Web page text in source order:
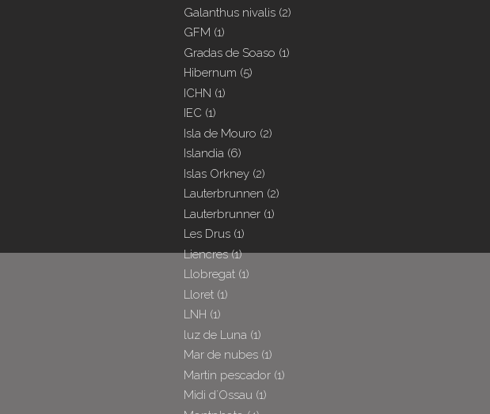
Galanthus nivalis (2)
GFM (1)
Gradas de Soaso (1)
Hibernum (5)
ICHN (1)
IEC (1)
Isla de Mouro (2)
Islandia (6)
Islas Orkney (2)
Lauterbrunnen (2)
Lauterbrunner (1)
Les Drus (1)
Liencres(1)
Llobregat (1)
Lloret (1)
LNH (1)
luz de Luna (1)
Mar de nubes (1)
Martin pescador (1)
Midi d´Ossau (1)